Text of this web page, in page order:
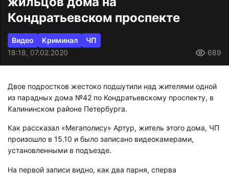
Кондратьевском проспекте
Видео Криминал
ЧП
18:18, 07.02.2020
689
Двое подростков жестоко подшутили над жителями одной
из парадных дома №42 по Кондратьевскому проспекту, в
Калининском районе Петербурга.
Как рассказал «Мегаполису» Артур, житель этого дома, ЧП
произошло в 15.10 и было записано видеокамерами,
установленными в подъезде.
На первой записи видно, как два парня, сперва